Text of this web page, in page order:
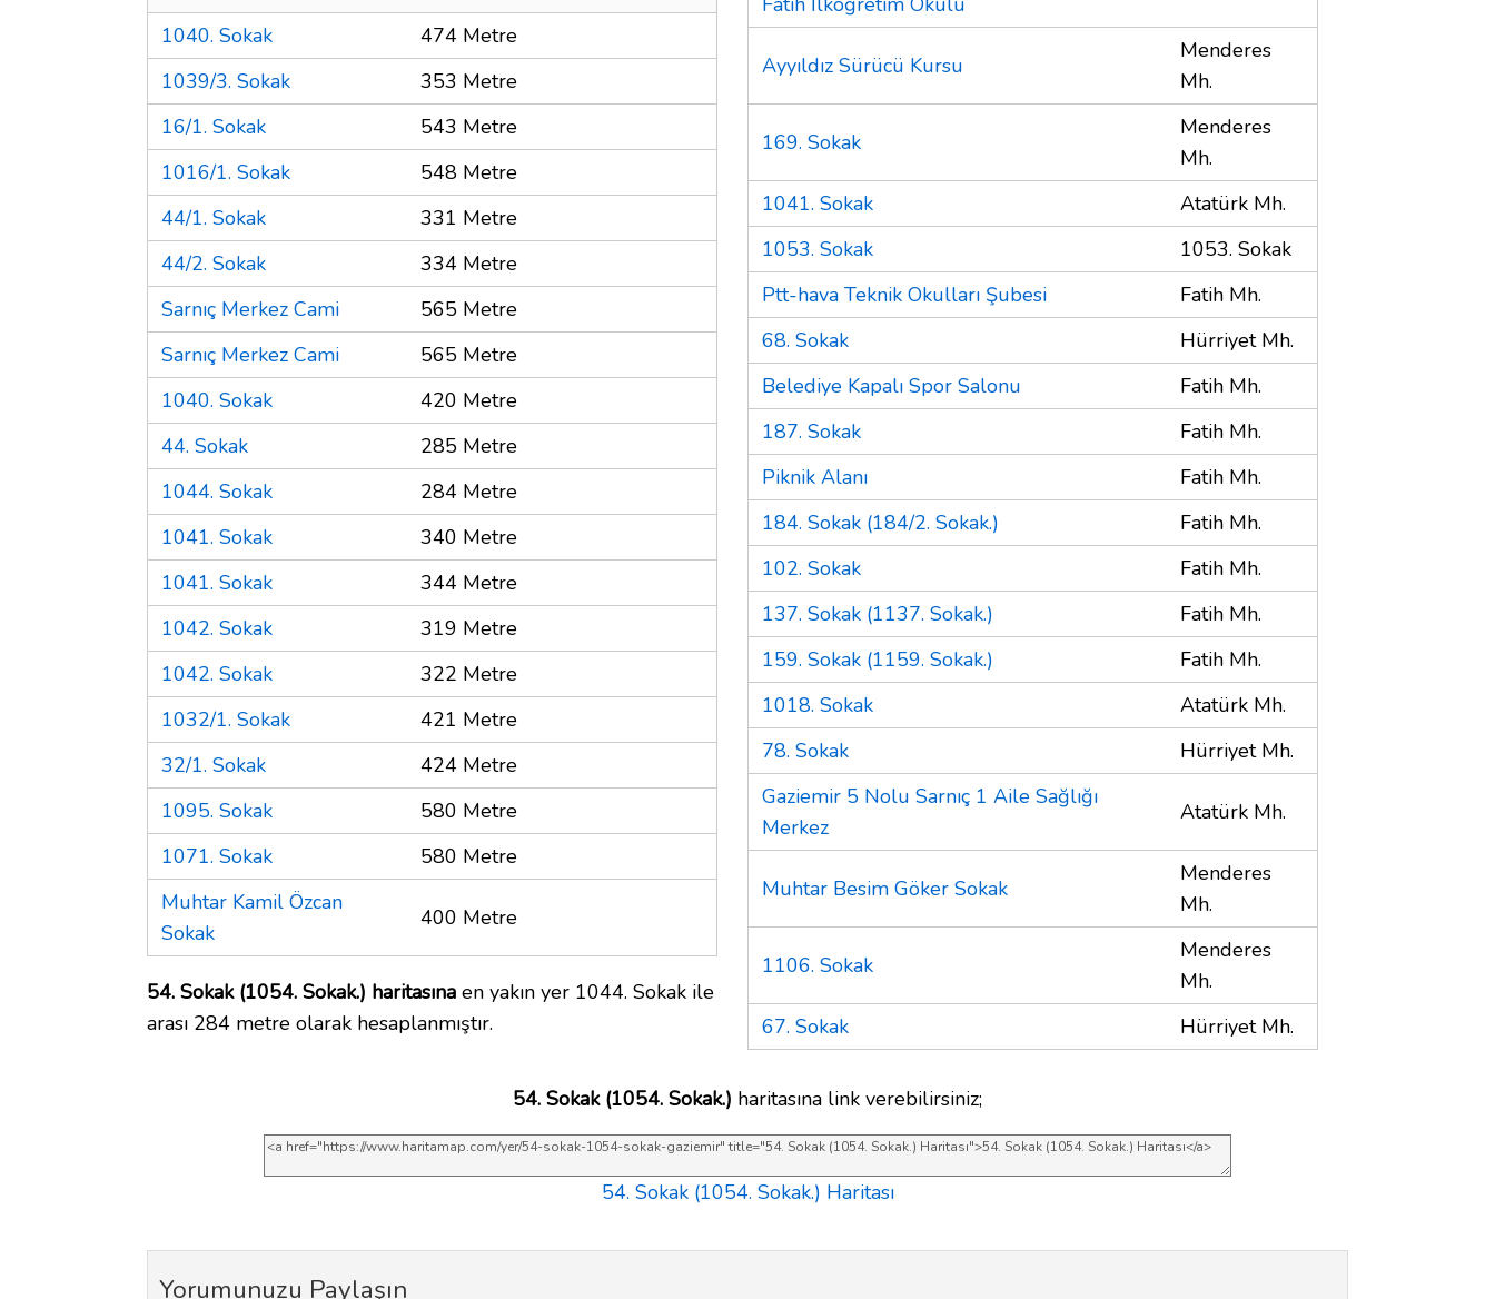
1040. Sokak
474 Metre
1039/3. Sokak
353 Metre
16/1. Sokak
543 Metre
1016/1. Sokak
548 Metre
44/1. Sokak
331 Metre
44/2. Sokak
334 Metre
Sarnıç Merkez Cami
565 Metre
Sarnıç Merkez Cami
565 Metre
1040. Sokak
420 Metre
44. Sokak
285 Metre
1044. Sokak
284 Metre
1041. Sokak
340 Metre
1041. Sokak
344 Metre
1042. Sokak
319 Metre
1042. Sokak
322 Metre
1032/1. Sokak
421 Metre
32/1. Sokak
424 Metre
1095. Sokak
580 Metre
1071. Sokak
580 Metre
Muhtar Kamil Özcan
Sokak
400 Metre
54. Sokak (1054. Sokak.) haritasına en yakın yer 1044. Sokak ile
arası 284 metre olarak hesaplanmıştır.
Ayyıldız Sürücü Kursu
Menderes
Mh.
169. Sokak
Menderes
Mh.
1041. Sokak
Atatürk Mh.
1053. Sokak
1053. Sokak
Ptt-hava Teknik Okulları Şubesi
Fatih Mh.
68. Sokak
Hürriyet Mh.
Belediye Kapalı Spor Salonu
Fatih Mh.
187. Sokak
Fatih Mh.
Piknik Alanı
Fatih Mh.
184. Sokak (184/2. Sokak.)
Fatih Mh.
102. Sokak
Fatih Mh.
137. Sokak (1137. Sokak.)
Fatih Mh.
159. Sokak (1159. Sokak.)
Fatih Mh.
1018. Sokak
Atatürk Mh.
78. Sokak
Hürriyet Mh.
Gaziemir 5 Nolu Sarnıç 1 Aile Sağlığı
Merkez
Atatürk Mh.
Muhtar Besim Göker Sokak
Menderes
Mh.
1106. Sokak
Menderes
Mh.
67. Sokak
Hürriyet Mh.
54. Sokak (1054. Sokak.) haritasına link verebilirsiniz;
54. Sokak (1054. Sokak.) Haritası
Yorumunuzu Paylaşın